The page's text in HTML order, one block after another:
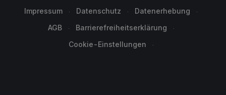
Impressum Datenschutz
Datenerhebung
AGB
Barrierefreiheitserklärung
Cookie-Einstellungen